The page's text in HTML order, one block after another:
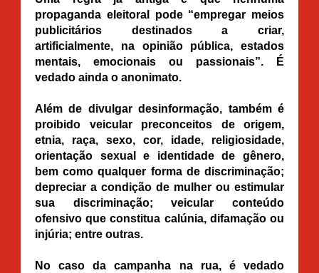
propaganda eleitoral pode “empregar meios
publicitários destinados a criar,
artificialmente, na opinião pública, estados
mentais, emocionais ou passionais”. É
vedado ainda o anonimato.
Além de divulgar desinformação, também é
proibido veicular preconceitos de origem,
etnia, raça, sexo, cor, idade, religiosidade,
orientação sexual e identidade de gênero,
bem como qualquer forma de discriminação;
depreciar a condição de mulher ou estimular
sua discriminação; veicular conteúdo
ofensivo que constitua calúnia, difamação ou
injúria; entre outras.
No caso da campanha na rua, é vedado